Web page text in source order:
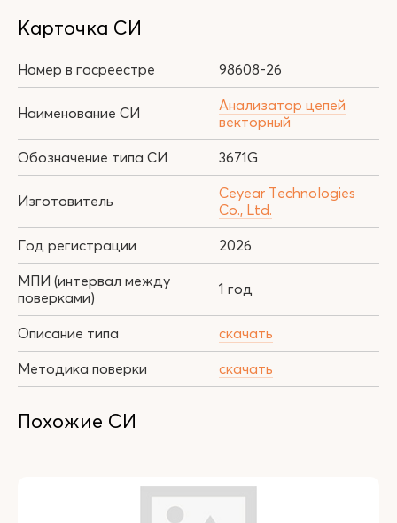
Карточка СИ
Номер в госреестре 98608-26
Наименование СИ
Анализатор цепей
векторный
Обозначение типа СИ
3671G
Изготовитель
Ceyear Technologies
Co., Ltd.
Год регистрации
2026
МПИ (интервал между
поверками)
1 год
Описание типа
скачать
Методика поверки
скачать
Похожие СИ